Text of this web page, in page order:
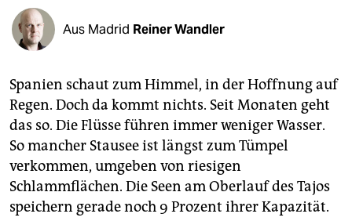
veranstaltungen
shop
unterstützen
abo
genossenschaft
epaper login
Aus Madrid Reiner Wandler
Spanien schaut zum Himmel, in der Hoffnung auf
Regen. Doch da kommt nichts. Seit Monaten geht
das so. Die Flüsse führen immer weniger Wasser.
So mancher Stausee ist längst zum Tümpel
verkommen, umgeben von riesigen
Schlammflächen. Die Seen am Oberlauf des Tajos
speichern gerade noch 9 Prozent ihrer Kapazität.